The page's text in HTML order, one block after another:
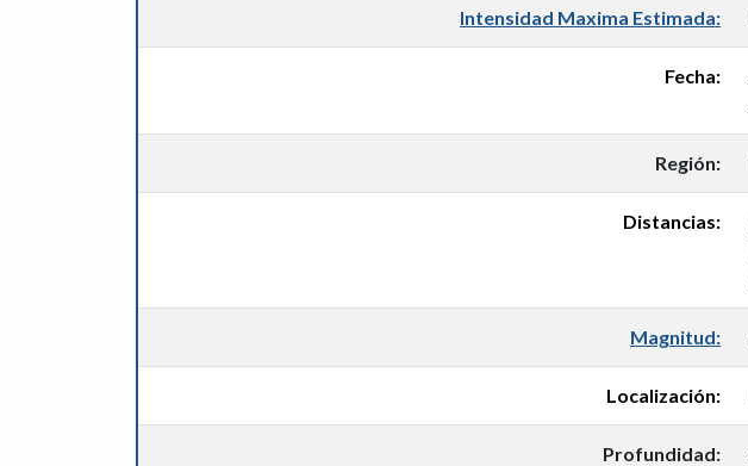
Intensidad Maxima Estimada:
Fecha:
Región:
Distancias:
Magnitud:
Localización:
Profundidad: